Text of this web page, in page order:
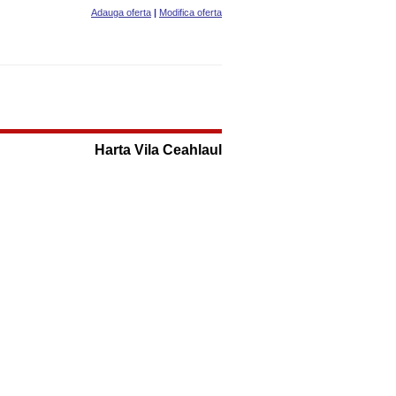
Adauga oferta | Modifica oferta
Harta Vila Ceahlaul